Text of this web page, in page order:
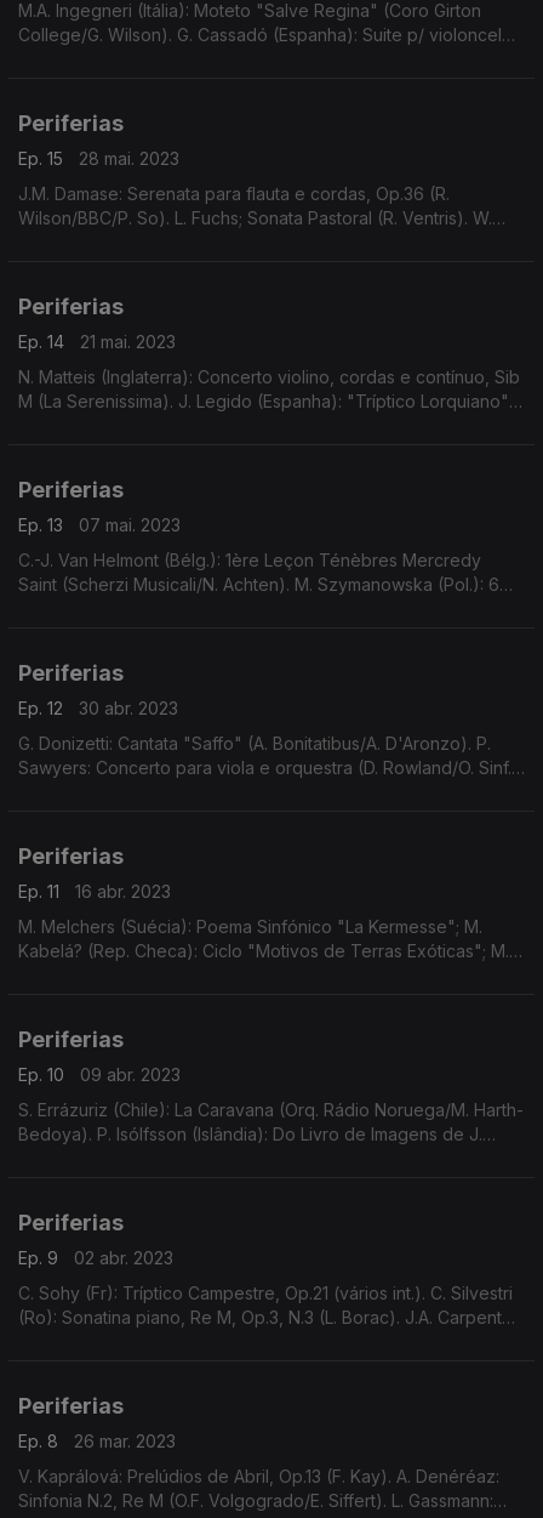
M.A. Ingegneri (Itália): Moteto "Salve Regina" (Coro Girton
College/G. Wilson). G. Cassadó (Espanha): Suite p/ violoncelo
Periferias
Ep. 15
28 mai. 2023
J.M. Damase: Serenata para flauta e cordas, Op.36 (R.
Wilson/BBC/P. So). L. Fuchs; Sonata Pastoral (R. Ventris). W.
Periferias
Ep. 14
21 mai. 2023
N. Matteis (Inglaterra): Concerto violino, cordas e contínuo, Sib
M (La Serenissima). J. Legido (Espanha): "Tríptico Lorquiano"
Periferias
Ep. 13
07 mai. 2023
C.-J. Van Helmont (Bélg.): 1ère Leçon Ténèbres Mercredy
Saint (Scherzi Musicali/N. Achten). M. Szymanowska (Pol.): 6
Periferias
Ep. 12
30 abr. 2023
G. Donizetti: Cantata "Saffo" (A. Bonitatibus/A. D'Aronzo). P.
Sawyers: Concerto para viola e orquestra (D. Rowland/O. Sinf.
Periferias
Ep. 11
16 abr. 2023
M. Melchers (Suécia): Poema Sinfónico "La Kermesse"; M.
Kabelá? (Rep. Checa): Ciclo "Motivos de Terras Exóticas"; M.
Periferias
Ep. 10
09 abr. 2023
S. Errázuriz (Chile): La Caravana (Orq. Rádio Noruega/M. Harth-
Bedoya). P. Isólfsson (Islândia): Do Livro de Imagens de J.
Periferias
Ep. 9
02 abr. 2023
C. Sohy (Fr): Tríptico Campestre, Op.21 (vários int.). C. Silvestri
(Ro): Sonatina piano, Re M, Op.3, N.3 (L. Borac). J.A. Carpenter
Periferias
Ep. 8
26 mar. 2023
V. Kaprálová: Prelúdios de Abril, Op.13 (F. Kay). A. Denéréaz:
Sinfonia N.2, Re M (O.F. Volgogrado/E. Siffert). L. Gassmann: